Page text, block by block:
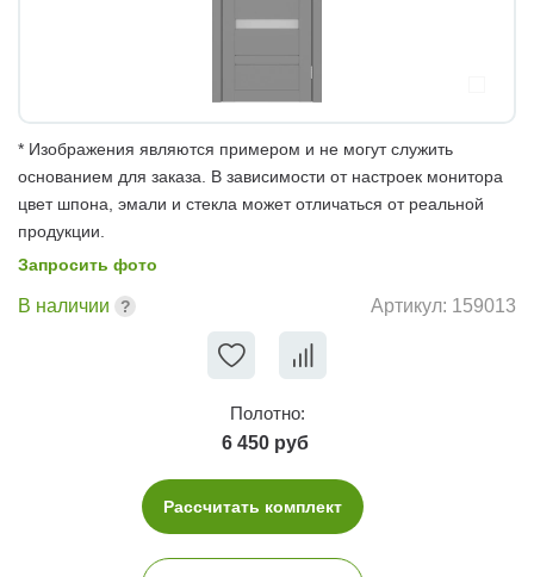
* Изображения являются примером и не могут служить
основанием для заказа. В зависимости от настроек монитора
цвет шпона, эмали и стекла может отличаться от реальной
продукции.
Запросить фото
В наличии Артикул: 159013
Полотно:
6 450 руб
Рассчитать комплект